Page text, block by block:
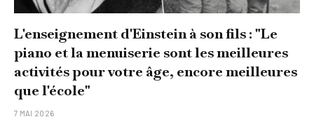
L'enseignement d'Einstein à son fils : "Le
piano et la menuiserie sont les meilleures
activités pour votre âge, encore meilleures
que l'école"
7 MAI 2026